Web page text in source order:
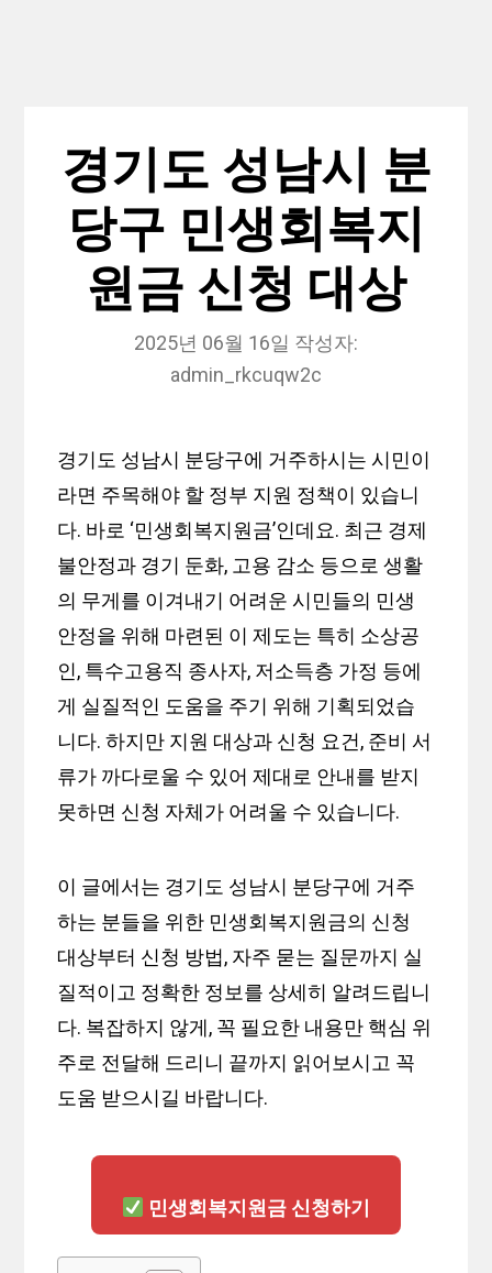
경기도 성남시 분
당구 민생회복지
원금 신청 대상
2025년 06월 16일 작성자:
admin_rkcuqw2c
경기도 성남시 분당구에 거주하시는 시민이
라면 주목해야 할 정부 지원 정책이 있습니
다. 바로 ‘민생회복지원금’인데요. 최근 경제
불안정과 경기 둔화, 고용 감소 등으로 생활
의 무게를 이겨내기 어려운 시민들의 민생
안정을 위해 마련된 이 제도는 특히 소상공
인, 특수고용직 종사자, 저소득층 가정 등에
게 실질적인 도움을 주기 위해 기획되었습
니다. 하지만 지원 대상과 신청 요건, 준비 서
류가 까다로울 수 있어 제대로 안내를 받지
못하면 신청 자체가 어려울 수 있습니다.
이 글에서는 경기도 성남시 분당구에 거주
하는 분들을 위한 민생회복지원금의 신청
대상부터 신청 방법, 자주 묻는 질문까지 실
질적이고 정확한 정보를 상세히 알려드립니
다. 복잡하지 않게, 꼭 필요한 내용만 핵심 위
주로 전달해 드리니 끝까지 읽어보시고 꼭
도움 받으시길 바랍니다.
민생회복지원금 신청하기